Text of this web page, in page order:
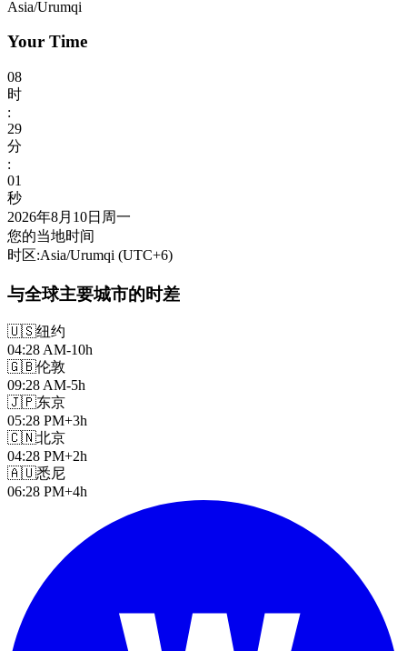
Asia/Urumqi
Your Time
08
时
:
29
分
:
03
秒
2026年8月10日周一
您的当地时间
时区:Asia/Urumqi (UTC+6)
与全球主要城市的时差
🇺🇸纽约
04:28 AM-10h
🇬🇧伦敦
09:28 AM-5h
🇯🇵东京
05:28 PM+3h
🇨🇳北京
04:28 PM+2h
🇦🇺悉尼
06:28 PM+4h